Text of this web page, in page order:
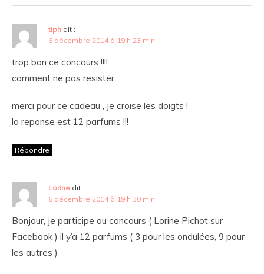
tiph dit :
6 décembre 2014 à 19 h 23 min
trop bon ce concours !!!!
comment ne pas resister
merci pour ce cadeau , je croise les doigts !
la reponse est 12 parfums !!!
Répondre
Lorine dit :
6 décembre 2014 à 19 h 30 min
Bonjour, je participe au concours ( Lorine Pichot sur
Facebook ) il y’a 12 parfums ( 3 pour les ondulées, 9 pour
les autres )